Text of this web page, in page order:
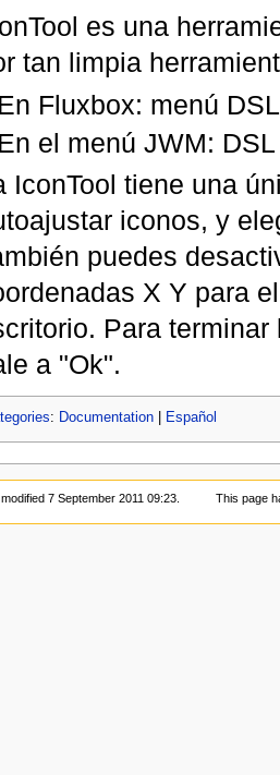
es una
tan limpia
En Fluxbox: menú
En el menú JWM:
IconTool tiene una
iconos, y
puedes
X Y para
Para
a "Ok".
: Documentation| Español
7 September 2011 09:23. This page